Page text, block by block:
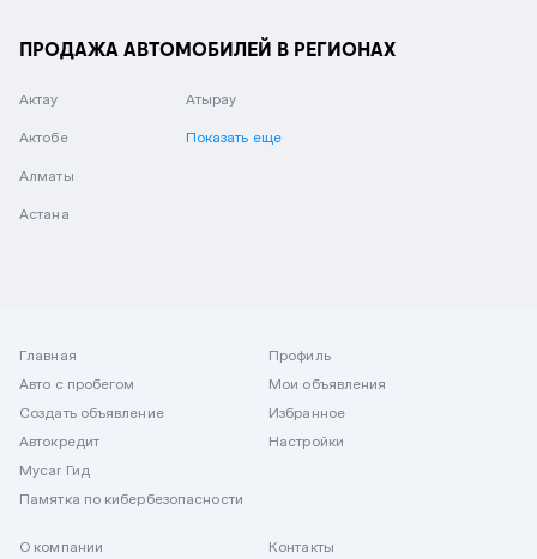
ПРОДАЖА АВТОМОБИЛЕЙ В РЕГИОНАХ
Актау
Актобе
Алматы
Астана
Атырау
Показать еще
Главная
Авто с пробегом
Создать объявление
Автокредит
Mycar Гид
Памятка по кибербезопасности
Профиль
Мои объявления
Избранное
Настройки
О компании
Контакты